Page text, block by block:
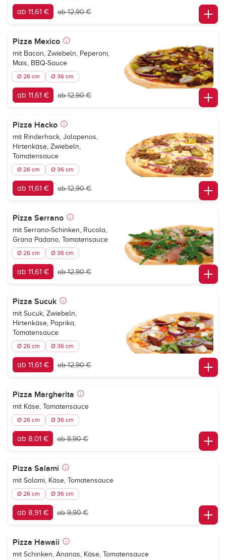
ab 11,61 € ab 12,90 €
Pizza Mexico
mit Bacon, Zwiebeln, Peperoni,
Mais, BBQ-Sauce
Ø 26 cm Ø 36 cm
ab 11,61 € ab 12,90 €
Pizza Hacko
mit Rinderhack, Jalapenos,
Hirtenkäse, Zwiebeln,
Tomatensauce
Ø 26 cm Ø 36 cm
ab 11,61 € ab 12,90 €
Pizza Serrano
mit Serrano-Schinken, Rucola,
Grana Padano, Tomatensauce
Ø 26 cm Ø 36 cm
ab 11,61 € ab 12,90 €
Pizza Sucuk
mit Sucuk, Zwiebeln,
Hirtenkäse, Paprika,
Tomatensauce
Ø 26 cm Ø 36 cm
ab 11,61 € ab 12,90 €
Pizza Margherita
mit Käse, Tomatensauce
Ø 26 cm Ø 36 cm
ab 8,01 € ab 8,90 €
Pizza Salami
mit Salami, Käse, Tomatensauce
Ø 26 cm Ø 36 cm
ab 8,91 € ab 9,90 €
Pizza Hawaii
mit Schinken, Ananas, Käse, Tomatensauce